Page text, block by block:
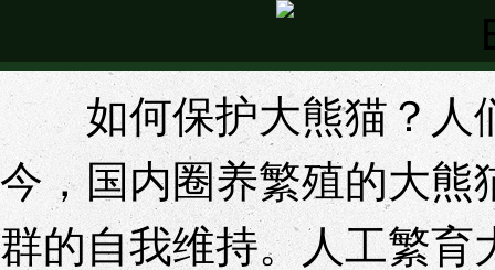
如何保护大熊猫？人
今，国内圈养繁殖的大
群的自我维持。人工繁